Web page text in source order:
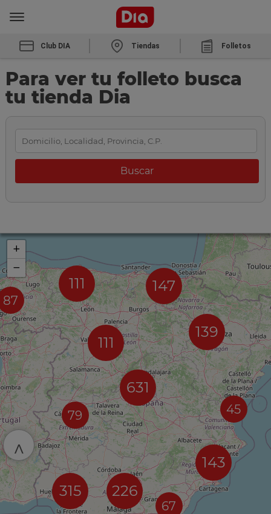
Club DIA Tiendas Folletos
Para ver tu folleto busca
tu tienda Dia
87
111 147
111
79
631
226
315
139
67
45
143
+
−
^